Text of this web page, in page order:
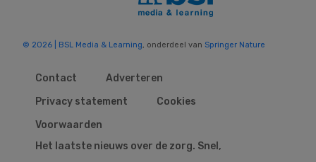
© 2026 | BSL Media & Learning, onderdeel van Springer Nature
Contact
Adverteren
Privacy statement
Cookies
Voorwaarden
Het laatste nieuws over de zorg. Snel,